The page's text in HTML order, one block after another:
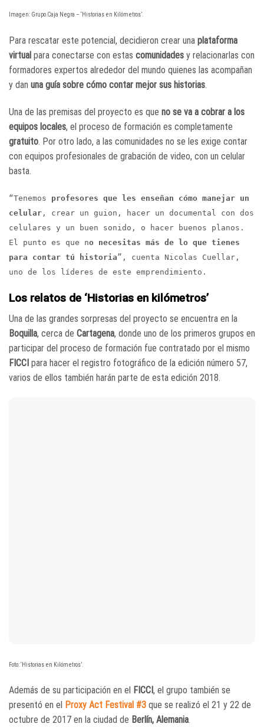
Imagen: Grupo Caja Negra – ‘Historias en Kilómetros’.
Para rescatar este potencial, decidieron crear una plataforma
virtual para conectarse con estas comunidades y relacionarlas con
formadores expertos alrededor del mundo quienes las acompañan
y dan una guía sobre cómo contar mejor sus historias.
Una de las premisas del proyecto es que no se va a cobrar a los
equipos locales, el proceso de formación es completamente
gratuito. Por otro lado, a las comunidades no se les exige contar
con equipos profesionales de grabación de video, con un celular
basta.
“Tenemos profesores que les enseñan cómo manejar un
celular , crear un guion, hacer un documental con dos
celulares y un buen sonido, o hacer buenos planos.
El punto es que no necesitas más de lo que tienes
para contar tú historia”, cuenta Nicolas Cuellar,
uno de los líderes de este emprendimiento.
Los relatos de ‘Historias en kilómetros’
Una de las grandes sorpresas del proyecto se encuentra en la
Boquilla, cerca de Cartagena, donde uno de los primeros grupos en
participar del proceso de formación fue contratado por el mismo
FICCI para hacer el registro fotográfico de la edición número 57,
varios de ellos también harán parte de esta edición 2018.
Foto: ‘Historias en Kilómetros’.
Además de su participación en el FICCI , el grupo también se
presentó en el Proxy Act Festival #3 que se realizó el 21 y 22 de
octubre de 2017 en la ciudad de Berlín, Alemania.